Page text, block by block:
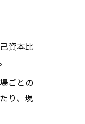
資本比
ごとの
り、現